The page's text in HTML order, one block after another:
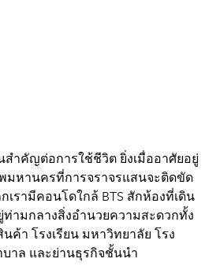
นสำคัญต่อการใช้ชีวิต ยิ่งเมื่ออาศัยอยู่
พมหานครที่การจราจรแสนจะติดขัด
เรามีคอนโดใกล้ BTS สักห้องที่เดิน
ท่ามกลางสิ่งอำนวยความสะดวกทั้ง
ค้า โรงเรียน มหาวิทยาลัย โรง
บาล และย่านธุรกิจชั้นนำ